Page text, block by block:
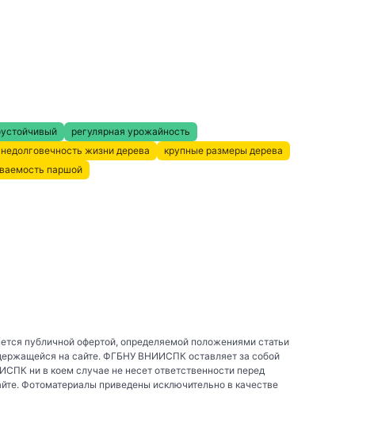
регулярная урожайность
недолговечность жизни дерева
крупные размеры дерева
паршой
публичной офертой, определяемой положениями статьи
на сайте. ФГБНУ ВНИИСПК оставляет за собой
ни в коем случае не несет ответственности перед
Фотоматериалы приведены исключительно в качестве